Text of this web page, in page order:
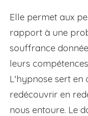
Elle permet aux
rapport à une
souffrance
leurs
L'hypnose sert en
redécouvrir en
nous entoure. Le